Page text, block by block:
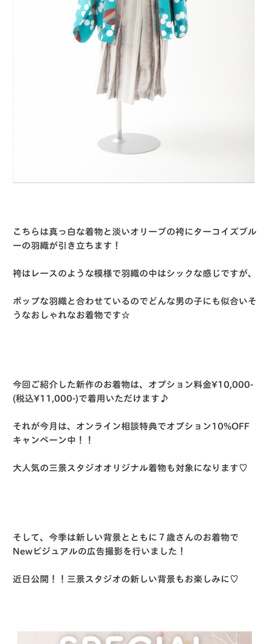
こちらは真っ白な着物と淡いオリーブの袴にターコイズブル
ーの羽織が引き立ちます！
袴はレースのような模様で羽織の中はシックな感じですが、
ポップな羽織と合わせているのでどんな男の子にも似合いそ
うなおしゃれなお着物です☆
今回ご紹介した新作のお着物は、オプション料金¥10,000-
(税込¥11,000-)で着用いただけます♪
それが今月は、オンライン相談特典でオプション10%OFF
キャンペーン中！！
大人気の三景スタジオオリジナル着物も対象になります♡
そして、今季は新しい背景とともに７歳さんのお着物で
Newビジュアルの広告撮影を行いました！
近日公開！！三景スタジオの新しい背景もお楽しみに♡